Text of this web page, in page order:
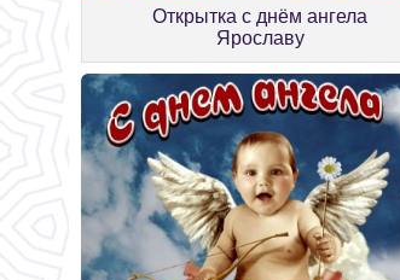
Открытка с днём ангела
Ярославу